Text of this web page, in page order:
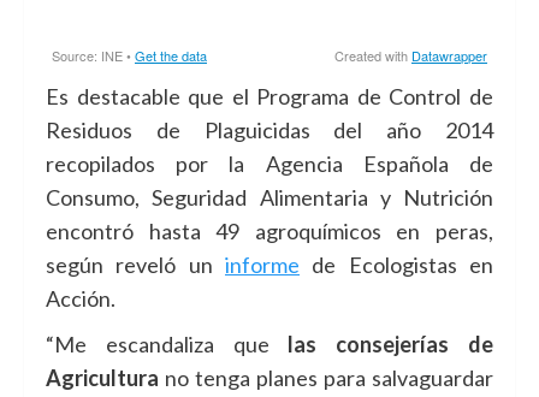
Es destacable que el Programa de Control de
Residuos de Plaguicidas del año 2014
recopilados por la Agencia Española de
Consumo, Seguridad Alimentaria y Nutrición
encontró hasta 49 agroquímicos en peras,
según reveló un informe de Ecologistas en
Acción.
“Me escandaliza que las consejerías de
Agricultura no tenga planes para salvaguardar